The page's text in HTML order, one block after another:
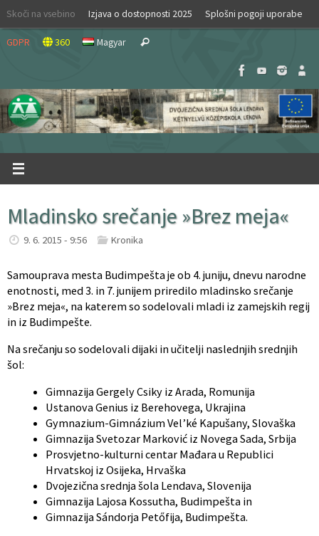
Skip
content
Skoči na vsebino Izjava o dostopnosti 2025 Splošni pogoji uporabe
GDPR 360 Magyar Search
Mladinsko srečanje »Brez meja«
9. 6. 2015 - 9:56 Kronika
Samouprava mesta Budimpešta je ob 4. juniju, dnevu narodne
enotnosti, med 3. in 7. junijem priredilo mladinsko srečanje
»Brez meja«, na katerem so sodelovali mladi iz zamejskih regij
in iz Budimpešte.
Na srečanju so sodelovali dijaki in učitelji naslednjih srednjih
šol:
Gimnazija Gergely Csiky iz Arada, Romunija
Ustanova Genius iz Berehovega, Ukrajina
Gymnazium-Gimnázium Vel’ké Kapušany, Slovaška
Gimnazija Svetozar Marković iz Novega Sada, Srbija
Prosvjetno-kulturni centar Mađara u Republici
Hrvatskoj iz Osijeka, Hrvaška
Dvojezična srednja šola Lendava, Slovenija
Gimnazija Lajosa Kossutha, Budimpešta in
Gimnazija Sándorja Petőfija, Budimpešta.